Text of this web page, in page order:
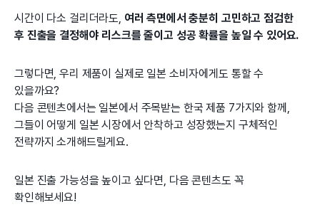
시간이 다소 걸리더라도, 여러 측면에서 충분히 고민하고 점검한
후 진출을 결정해야 리스크를 줄이고 성공 확률을 높일 수 있어요.
그렇다면, 우리 제품이 실제로 일본 소비자에게도 통할 수
있을까요?
다음 콘텐츠에서는 일본에서 주목받는 한국 제품 7가지와 함께,
그들이 어떻게 일본 시장에서 안착하고 성장했는지 구체적인
전략까지 소개해드릴게요.
일본 진출 가능성을 높이고 싶다면, 다음 콘텐츠도 꼭
확인해보세요!